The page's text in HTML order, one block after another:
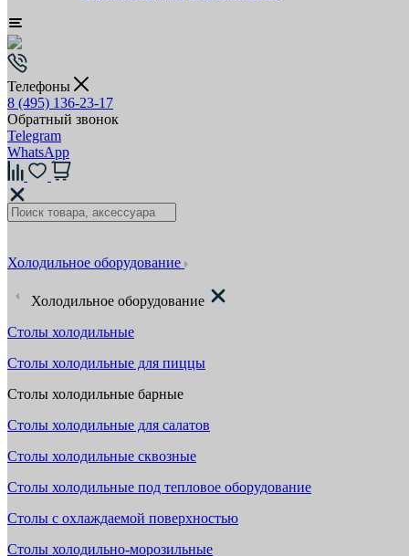
Телефоны
8 (495) 136-23-17
Обратный звонок
Telegram
WhatsApp
Холодильное оборудование
Холодильное оборудование
Столы холодильные
Столы холодильные для пиццы
Столы холодильные барные
Столы холодильные для салатов
Столы холодильные сквозные
Столы холодильные под тепловое оборудование
Столы с охлаждаемой поверхностью
Столы холодильно-морозильные